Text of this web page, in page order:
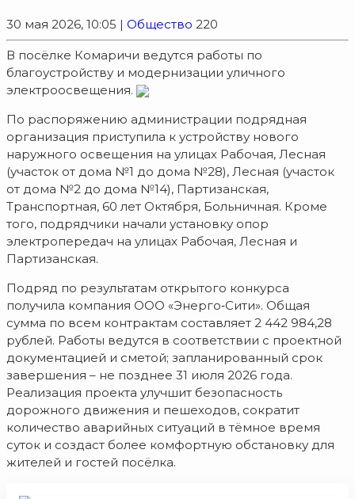
30 мая 2026, 10:05 | Общество 220
В посёлке Комаричи ведутся работы по
благоустройству и модернизации уличного
электроосвещения.
По распоряжению администрации подрядная
организация приступила к устройству нового
наружного освещения на улицах Рабочая, Лесная
(участок от дома №1 до дома №28), Лесная (участок
от дома №2 до дома №14), Партизанская,
Транспортная, 60 лет Октября, Больничная. Кроме
того, подрядчики начали установку опор
электропередач на улицах Рабочая, Лесная и
Партизанская.
Подряд по результатам открытого конкурса
получила компания ООО «Энерго‑Сити». Общая
сумма по всем контрактам составляет 2 442 984,28
рублей. Работы ведутся в соответствии с проектной
документацией и сметой; запланированный срок
завершения – не позднее 31 июля 2026 года.
Реализация проекта улучшит безопасность
дорожного движения и пешеходов, сократит
количество аварийных ситуаций в тёмное время
суток и создаст более комфортную обстановку для
жителей и гостей посёлка.